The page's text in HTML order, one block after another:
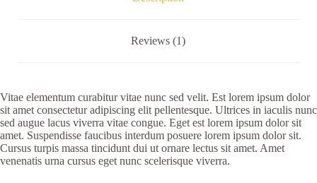
Reviews (1)
Vitae elementum curabitur vitae nunc sed velit. Est lorem ipsum dolor
sit amet consectetur adipiscing elit pellentesque. Ultrices in iaculis nunc
sed augue lacus viverra vitae congue. Eget est lorem ipsum dolor sit
amet. Suspendisse faucibus interdum posuere lorem ipsum dolor sit.
Cursus turpis massa tincidunt dui ut ornare lectus sit amet. Amet
venenatis urna cursus eget nunc scelerisque viverra.